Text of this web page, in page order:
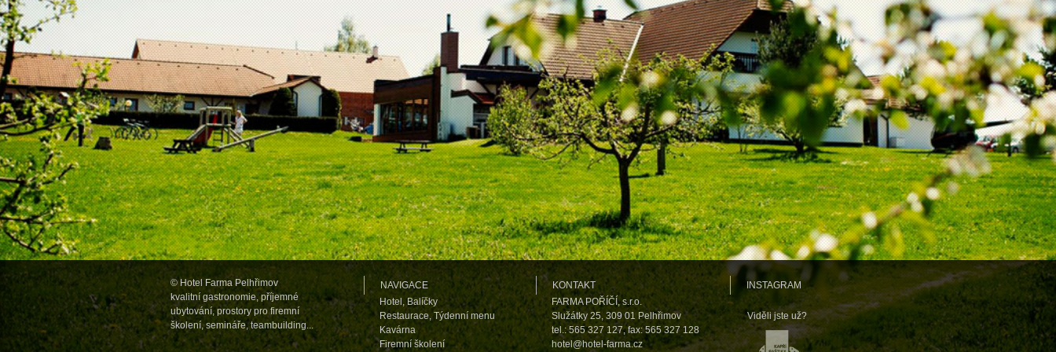
© Hotel Farma Pelhřimov
kvalitní gastronomie,příjemné
ubytování, prostory pro firemní
školení, semináře, teambuilding...
NAVIGACE
Hotel , Balíčky
Restaurace, Týdenní menu
Kavárna
Firemní školení
KONTAKT
FARMA POŘÍČÍ, s.r.o.
Služátky 25, 309 01 Pelhřimov
tel.: 565 327 127, fax: 565 327 128
hotel@hotel-farma.cz
INSTAGRAM
Viděli jste už?